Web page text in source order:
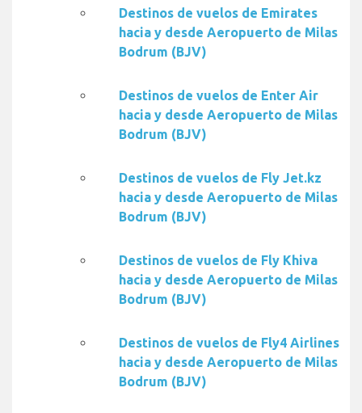
Destinos de vuelos de Emirates
hacia y desde Aeropuerto de Milas
Bodrum (BJV)
Destinos de vuelos de Enter Air
hacia y desde Aeropuerto de Milas
Bodrum (BJV)
Destinos de vuelos de Fly Jet.kz
hacia y desde Aeropuerto de Milas
Bodrum (BJV)
Destinos de vuelos de Fly Khiva
hacia y desde Aeropuerto de Milas
Bodrum (BJV)
Destinos de vuelos de Fly4 Airlines
hacia y desde Aeropuerto de Milas
Bodrum (BJV)